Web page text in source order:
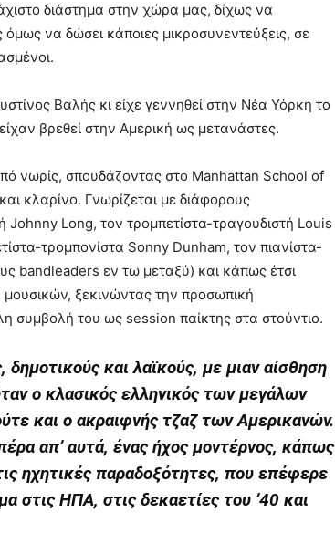
διάστημα στην χώρα μας, δίχως να
να δώσει κάποιες μικροσυνεντεύξεις, σε
Βαλής κι είχε γεννηθεί στην Νέα Υόρκη το
βρεθεί στην Αμερική ως μετανάστες.
νωρίς, σπουδάζοντας στο Manhattan School of
κλαρίνο. Γνωρίζεται με διάφορους
Johnny Long, τον τρομπετίστα-τραγουδιστή Louis
τρομπονίστα Sonny Dunham, τον πιανίστα-
bandleaders εν τω μεταξύ) και κάπως έτσι
ξεκινώντας την προσωπική
συμβολή του ως session παίκτης στα στούντιο.
και λαϊκούς, με μιαν αίσθηση
ο κλασικός ελληνικός των μεγάλων
και ο ακραιφνής τζαζ των Αμερικανών.
απ’ αυτά, ένας ήχος μοντέρνος, κάπως
ηχητικές παραδοξότητες, που επέφερε
στις ΗΠΑ, στις δεκαετίες του ’40 και